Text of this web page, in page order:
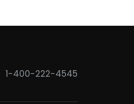
1-400-222-4545